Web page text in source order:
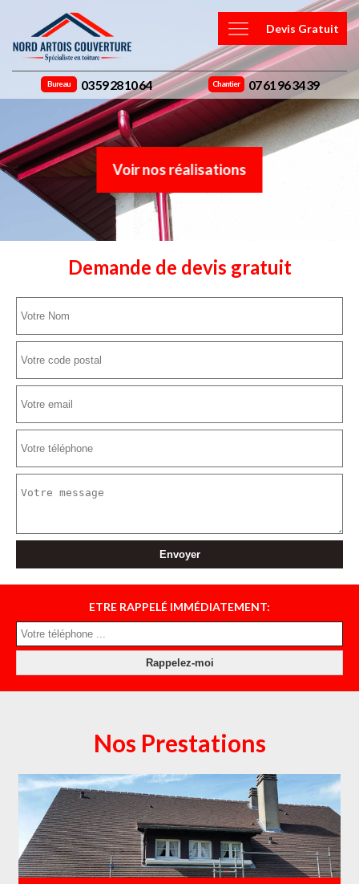
Devis Gratuit
Bureau 03 59 28 10 64 Chantier 07 61 96 34 39
Voir nos réalisations
Demande de devis gratuit
ETRE RAPPELÉ IMMÉDIATEMENT:
Nos Prestations